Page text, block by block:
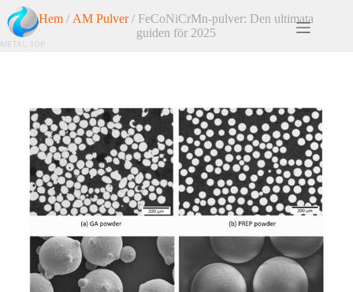
Hem / AM Pulver/ FeCoNiCrMn-pulver: Den ultimata
guiden för 2025